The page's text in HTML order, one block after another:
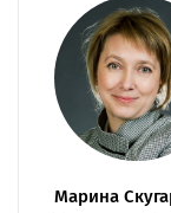
Марина